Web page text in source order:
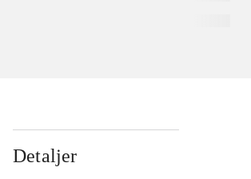
Detaljer